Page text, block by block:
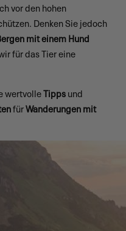
vor den hohen
Denken Sie jedoch
mit einem Hund
für das Tier eine
wertvolleTippsund
fürWanderungen mit